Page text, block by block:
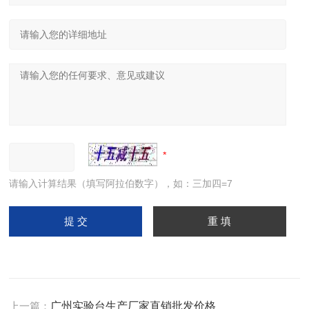
请输入计算结果（填写阿拉伯数字），如：三加四=7
上一篇： 广州实验台生产厂家直销批发价格